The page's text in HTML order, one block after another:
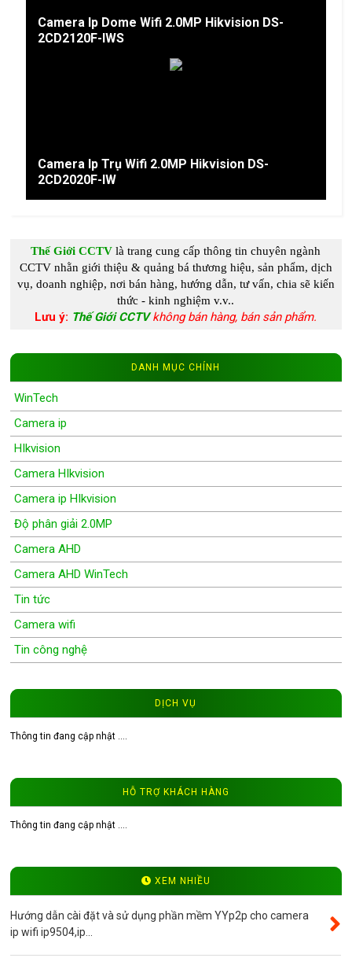
Camera Ip Dome Wifi 2.0MP Hikvision DS-
2CD2120F-IWS
Camera Ip Trụ Wifi 2.0MP Hikvision DS-
2CD2020F-IW
Thế Giới CCTV là trang cung cấpthông tin chuyên ngành
CCTVnhằn giới thiệu & quảng bá thương hiệu, sản phẩm, dịch
vụ, doanh nghiệp, nơi bán hàng, hướng dẫn, tư vấn, chia sẽ kiến
thức - kinh nghiệmv.v..
Lưu ý: Thế Giới CCTV không bán hàng, bán sản phẩm.
DANH MỤC CHÍNH
WinTech
Camera ip
HIkvision
Camera HIkvision
Camera ip HIkvision
Độ phân giải 2.0MP
Camera AHD
Camera AHD WinTech
Tin tức
Camera wifi
Tin công nghệ
Đầu ghi hình camera
Đầu ghi camera WinTech
Máy bộ đàm
Bảng giá
DỊCH VỤ
Thông tin đang cập nhật ....
HỖ TRỢ KHÁCH HÀNG
Thông tin đang cập nhật ....
XEM NHIỀU
Hướng dẫn cài đặt và sử dụng phần mềm YYp2p cho camera
ip wifi ip9504,ip...